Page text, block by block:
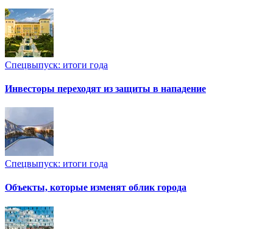
Спецвыпуск: итоги года
Инвесторы переходят из защиты в нападение
Спецвыпуск: итоги года
Объекты, которые изменят облик города